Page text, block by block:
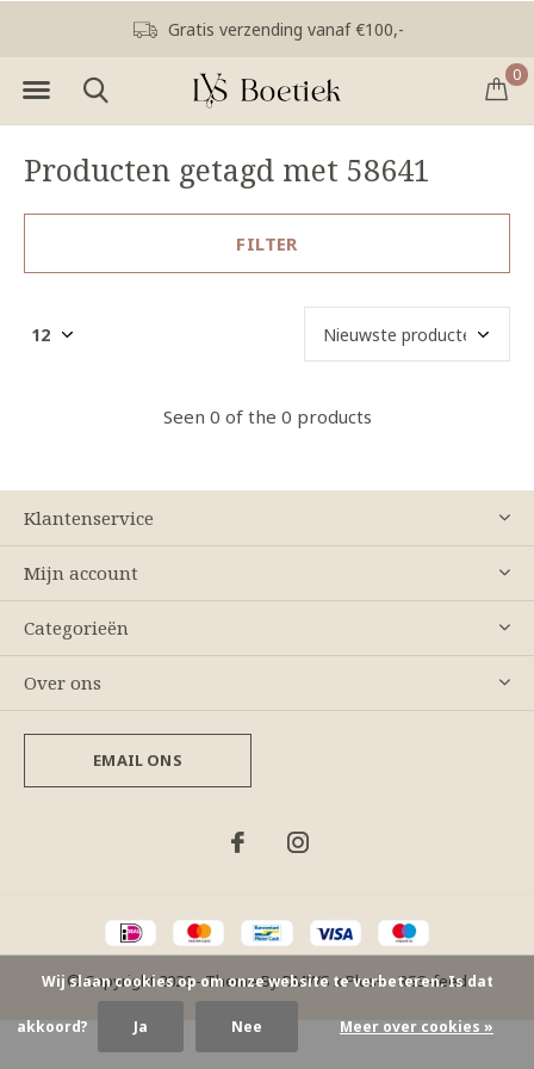
0
Gratis verzending vanaf €100,-
Producten getagd met 58641
FILTER
Seen 0 of the 0 products
Klantenservice
Mijn account
Categorieën
Over ons
EMAIL ONS
© Copyright2026- Theme ByDMWS xPlus+-RSS-feed
Wij slaan cookies op om onze website te verbeteren. Is dat
akkoord? Ja Nee Meer over cookies »